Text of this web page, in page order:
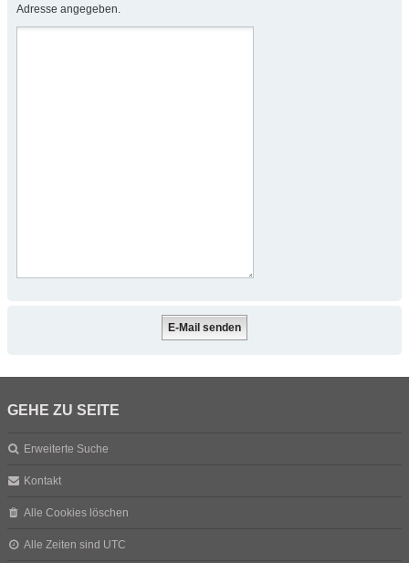
Adresse angegeben.
GEHE ZU SEITE
Erweiterte Suche
Kontakt
Alle Cookies löschen
Alle Zeiten sind UTC